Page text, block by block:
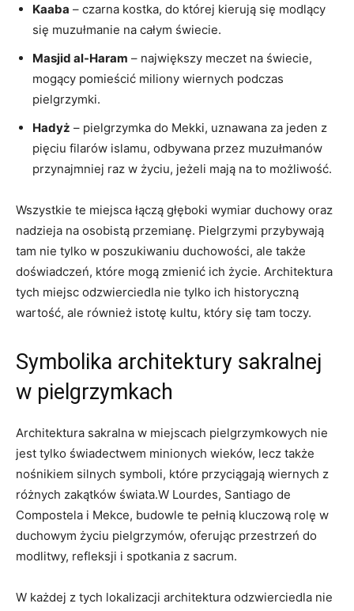
Kaaba – czarna kostka, do której kierują się modlący
się muzułmanie na całym świecie.
Masjid al-Haram – największy meczet na świecie,
mogący pomieścić miliony wiernych podczas
pielgrzymki.
Hadyż – pielgrzymka do Mekki, uznawana za jeden z
pięciu filarów islamu, odbywana przez muzułmanów
przynajmniej raz w życiu, jeżeli mają na to możliwość.
Wszystkie te miejsca łączą głęboki wymiar duchowy oraz
nadzieja na osobistą przemianę. Pielgrzymi przybywają
tam nie tylko w poszukiwaniu duchowości, ale także
doświadczeń, które mogą zmienić ich życie. Architektura
tych miejsc odzwierciedla nie tylko ich historyczną
wartość, ale również istotę kultu, który się tam toczy.
Symbolika architektury sakralnej
w pielgrzymkach
Architektura sakralna w miejscach pielgrzymkowych nie
jest tylko świadectwem minionych wieków, lecz także
nośnikiem silnych symboli, które przyciągają wiernych z
różnych zakątków świata.W Lourdes, Santiago de
Compostela i Mekce, budowle te pełnią kluczową rolę w
duchowym życiu pielgrzymów, oferując przestrzeń do
modlitwy, refleksji i spotkania z sacrum.
W każdej z tych lokalizacji architektura odzwierciedla nie